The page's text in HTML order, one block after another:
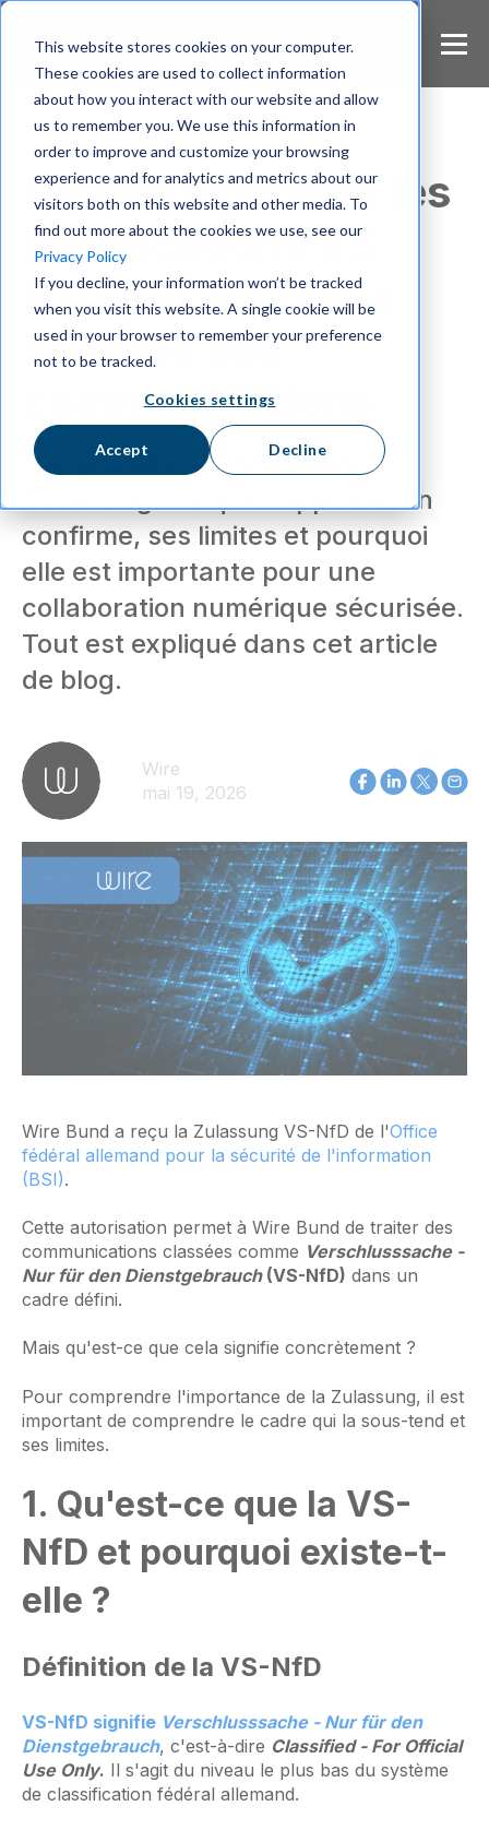
This website stores cookies on your computer.
These cookies are used to collect information
about how you interact with our website and allow
us to remember you. We use this information in
order to improve and customize your browsing
experience and for analytics and metrics about our
visitors both on this website and other media. To
find out more about the cookies we use, see our
Privacy Policy
If you decline, your information won’t be tracked
when you visit this website. A single cookie will be
used in your browser to remember your preference
not to be tracked.
Cookies settings
Accept Decline
S
Ce que signifient les
certifications VS-
NfD et BSI pour la
sécurité des
communications
Comprendre VS-NfD et BSI
Zulassung : ce que l'approbation
confirme, ses limites et pourquoi
elle est importante pour une
collaboration numérique sécurisée.
Tout est expliqué dans cet article
de blog.
Wire
mai 19, 2026
Wire Bund a reçu la Zulassung VS-NfD de l'Office
fédéral allemand pour la sécurité de l'information
(BSI).
Cette autorisation permet à Wire Bund de traiter des
communications classées comme Verschlusssache -
Nur für den Dienstgebrauch(VS-NfD) dans un
cadre défini.
Mais qu'est-ce que cela signifie concrètement ?
Pour comprendre l'importance de la Zulassung, il est
important de comprendre le cadre qui la sous-tend et
ses limites.
1. Qu'est-ce que la VS-
NfD et pourquoi existe-t-
elle ?
Définition de la VS-NfD
VS-NfD signifie Verschlusssache - Nur für den
Dienstgebrauch, c'est-à-dire Classified - For Official
Use Only. Il s'agit du niveau le plus bas du système
de classification fédéral allemand.